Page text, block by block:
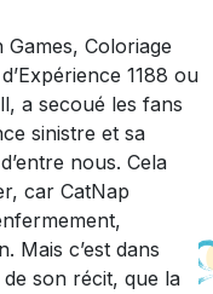
Games, Coloriage
1188 ou
a secoué les fans
sinistre et sa
nous. Cela
car CatNap
Mais c’est dans
de son récit, que la